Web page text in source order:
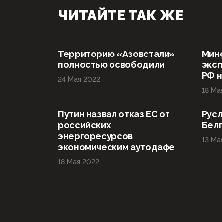
ЧИТАЙТЕ ТАК ЖЕ
Территорию «Азовстали»
полностью освободили
24 Мая 2022
РФ
18
Путин назвал отказ ЕС от
российских
энергоресурсов
экономическим аутодафе
18 Мая 2022
13